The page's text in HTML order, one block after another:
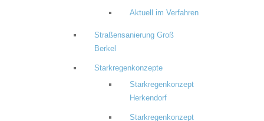
Aktuell im Verfahren
Straßensanierung Groß
Berkel
Starkregenkonzepte
Starkregenkonzept
Herkendorf
Starkregenkonzept